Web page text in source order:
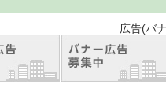
ー広告等について